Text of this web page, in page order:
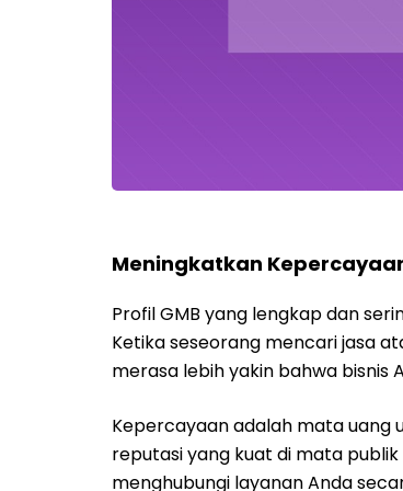
Meningkatkan
Profil GMB yang lengkap dan
Ketika seseorang mencari jasa
merasa lebih yakin bahwa bisnis
Kepercayaan adalah mata uang
reputasi yang kuat di mata
menghubungi layanan Anda